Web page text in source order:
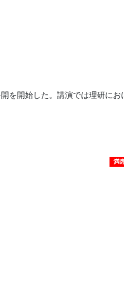
を開始した。講演では理研にお
満